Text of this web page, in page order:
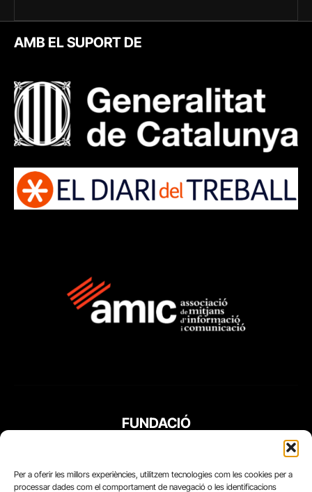
Per a oferir les millors experiències, utilitzem tecnologies com les cookies per a
processar dades com el comportament de navegació o les identificacions
AMB EL SUPORT DE
FUNDACIÓ